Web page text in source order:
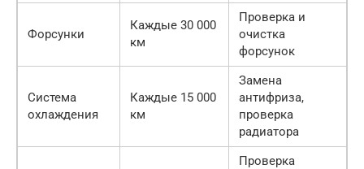
Форсунки
Каждые 30 000
км
Проверка и
очистка
форсунок
Система
охлаждения
Каждые 15 000
км
Замена
антифриза,
проверка
радиатора
Проверка